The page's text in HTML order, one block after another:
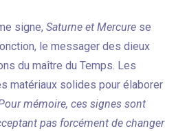
signe,Saturne et Mercure se
le messager des dieux
du maître du Temps. Les
matériaux solides pour élaborer
mémoire, ces signes sont
pas forcément de changer